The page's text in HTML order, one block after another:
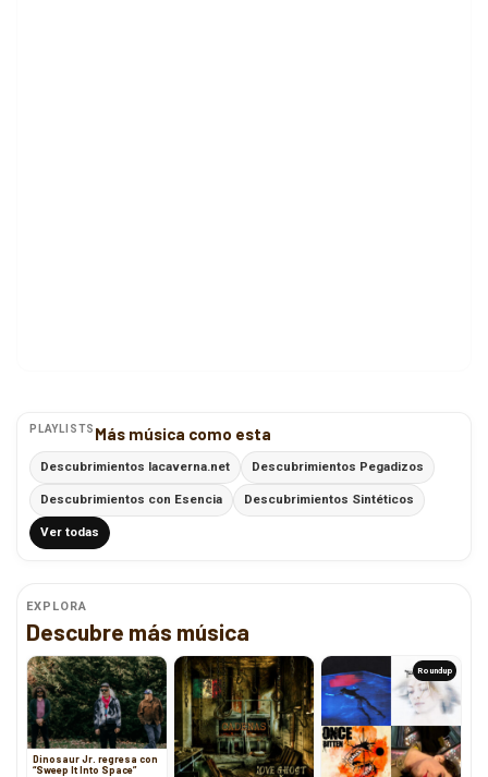
PLAYLISTS Más música como esta
Descubrimientos lacaverna.net Descubrimientos Pegadizos
Descubrimientos con Esencia Descubrimientos Sintéticos
Ver todas
EXPLORA
Descubre más música
Dinosaur Jr. regresa con
“Sweep It Into Space”
Roundup